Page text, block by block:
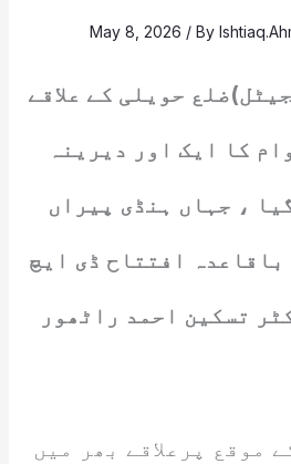
May 8, 2026 / By
حویلی کے علاقے
کا ایک اور دیرینہ
، جہاں ہنڈی پیراں
باقاعدہ افتتاح ڈی ایچ
تسکین احمد راٹھور
موقع پرعلاقے بھر میں